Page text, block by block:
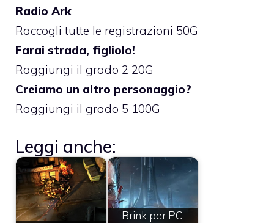
Radio Ark
Raccogli tutte le registrazioni 50G
Farai strada, figliolo!
Raggiungi il grado 2 20G
Creiamo un altro personaggio?
Raggiungi il grado 5 100G
Leggi anche:
Brink per PC,